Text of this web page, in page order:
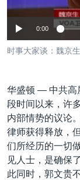
全球议题
环境
美国建国250周
埃博拉疫情
台海两岸关系
南中国海争端
关注西藏
关注新疆
关注我们
其他语言网站
0:00
时事大家谈：魏京
华盛顿 — 中共高
段时间以来，许
内部情势的议论
律师获得释放，
们所经历的一切
见人士，是确保
此同时，郭文贵